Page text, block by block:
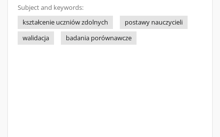
Subject and keywords:
kształcenie uczniów zdolnych
postawy nauczycieli
walidacja
badania porównawcze